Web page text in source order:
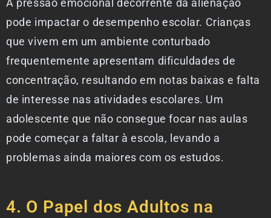
A pressão emocional decorrente da alienação
pode impactar o desempenho escolar. Crianças
que vivem em um ambiente conturbado
frequentemente apresentam dificuldades de
concentração, resultando em notas baixas e falta
de interesse nas atividades escolares. Um
adolescente que não consegue focar nas aulas
pode começar a faltar à escola, levando a
problemas ainda maiores com os estudos.
4. O Papel dos Adultos na